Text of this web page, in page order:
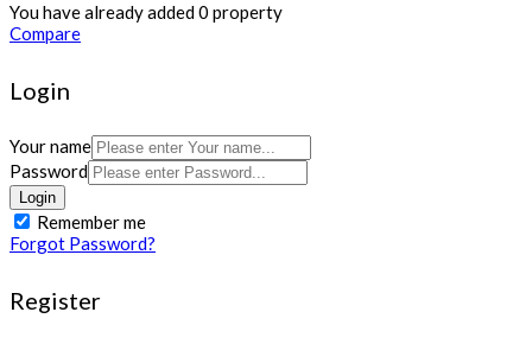
You have already added 0 property
Compare
Login
Your name
Password
Login
Remember me
Forgot Password?
Register